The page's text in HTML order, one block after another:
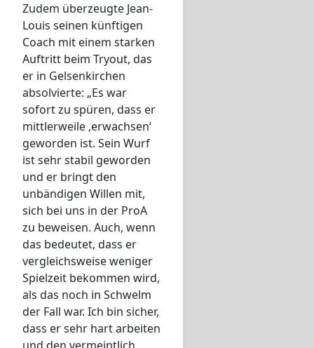
Zudem überzeugte Jean-
Louis seinen künftigen
Coach mit einem starken
Auftritt beim Tryout, das
er in Gelsenkirchen
absolvierte: „Es war
sofort zu spüren, dass er
mittlerweile ‚erwachsen‘
geworden ist. Sein Wurf
ist sehr stabil geworden
und er bringt den
unbändigen Willen mit,
sich bei uns in der ProA
zu beweisen. Auch, wenn
das bedeutet, dass er
vergleichsweise weniger
Spielzeit bekommen wird,
als das noch in Schwelm
der Fall war. Ich bin sicher,
dass er sehr hart arbeiten